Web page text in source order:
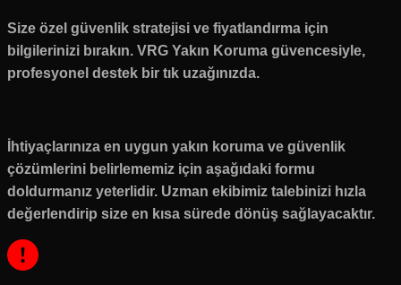
Size özel güvenlik stratejisi ve fiyatlandırma için
bilgilerinizi bırakın. VRG Yakın Koruma güvencesiyle,
profesyonel destek bir tık uzağınızda.
İhtiyaçlarınıza en uygun yakın koruma ve güvenlik
çözümlerini belirlememiz için aşağıdaki formu
doldurmanız yeterlidir. Uzman ekibimiz talebinizi hızla
değerlendirip size en kısa sürede dönüş sağlayacaktır.